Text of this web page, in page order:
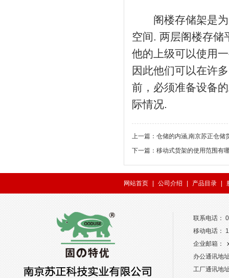
阁楼存储架是为
空间. 两层阁楼存储
他的上级可以使用
因此他们可以在许
前，必须准备设备
际情况.
上一篇： 仓储的内涵,南京苏正仓储
下一篇： 移动式货架的使用范围有
网站首页 公司介绍 产品目录
联系电话：
移动电话：
企业邮箱：
办公通讯地
工厂通讯地